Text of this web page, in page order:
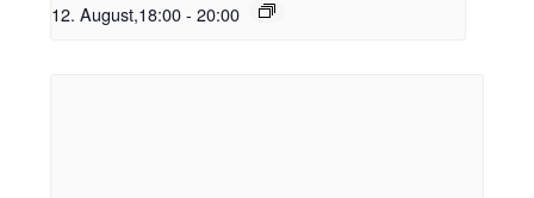
12. August,18:00 - 20:00